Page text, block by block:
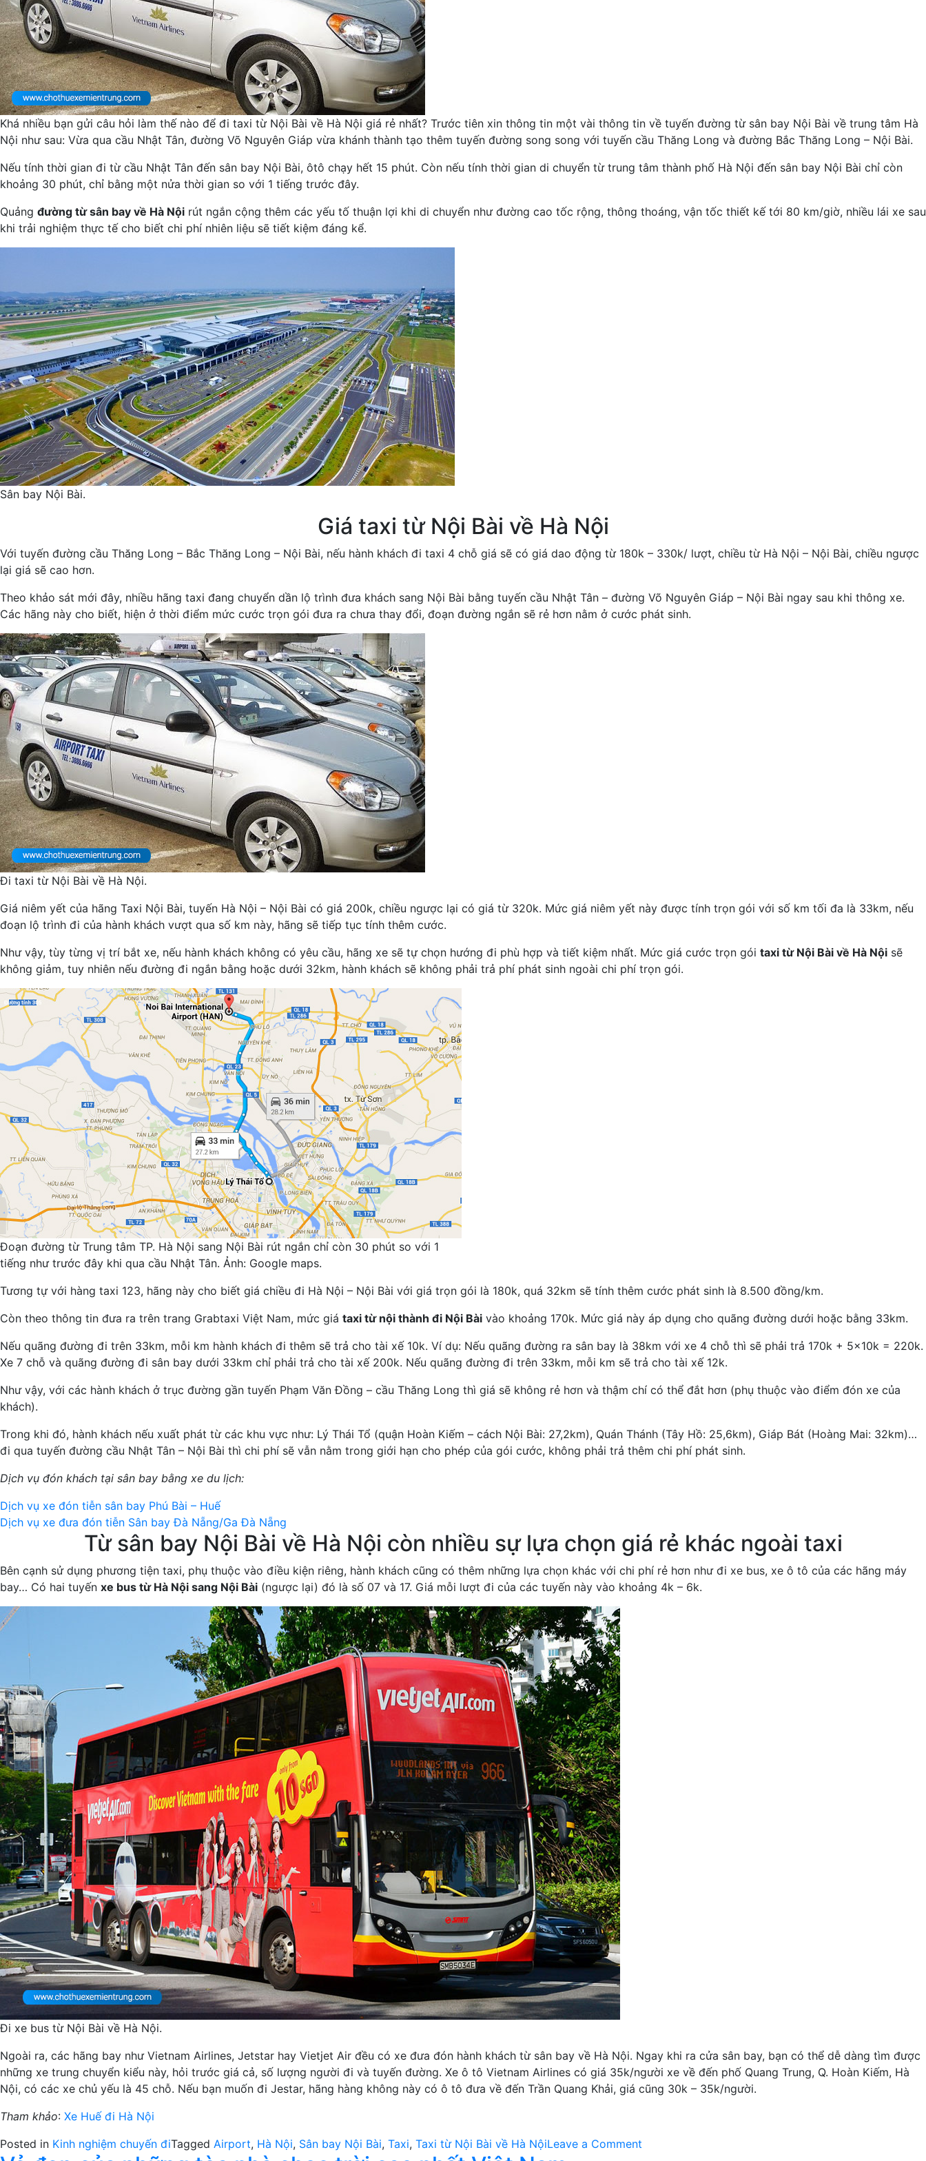
Khá nhiều bạn gửi câu hỏi làm thế nào để đi taxi từ Nội Bài về Hà Nội giá rẻ nhất? Trước tiên xin thông tin một vài thông tin về tuyến đường từ sân bay Nội Bài về trung tâm Hà
Nội như sau: Vừa qua cầu Nhật Tân, đường Võ Nguyên Giáp vừa khánh thành tạo thêm tuyến đường song song với tuyến cầu Thăng Long và đường Bắc Thăng Long – Nội Bài.
Nếu tính thời gian đi từ cầu Nhật Tân đến sân bay Nội Bài, ôtô chạy hết 15 phút. Còn nếu tính thời gian di chuyển từ trung tâm thành phố Hà Nội đến sân bay Nội Bài chỉ còn
khoảng 30 phút, chỉ bằng một nửa thời gian so với 1 tiếng trước đây.
Quảng đường từ sân bay về Hà Nội rút ngắn cộng thêm các yếu tố thuận lợi khi di chuyển như đường cao tốc rộng, thông thoáng, vận tốc thiết kế tới 80 km/giờ, nhiều lái xe sau
khi trải nghiệm thực tế cho biết chi phí nhiên liệu sẽ tiết kiệm đáng kể.
Sân bay Nội Bài.
Giá taxi từ Nội Bài về Hà Nội
Với tuyến đường cầu Thăng Long – Bắc Thăng Long – Nội Bài, nếu hành khách đi taxi 4 chỗ giá sẽ có giá dao động từ 180k – 330k/ lượt, chiều từ Hà Nội – Nội Bài, chiều ngược
lại giá sẽ cao hơn.
Theo khảo sát mới đây, nhiều hãng taxi đang chuyển dần lộ trình đưa khách sang Nội Bài bằng tuyến cầu Nhật Tân – đường Võ Nguyên Giáp – Nội Bài ngay sau khi thông xe.
Các hãng này cho biết, hiện ở thời điểm mức cước trọn gói đưa ra chưa thay đổi, đoạn đường ngắn sẽ rẻ hơn nằm ở cước phát sinh.
Đi taxi từ Nội Bài về Hà Nội.
Giá niêm yết của hãng Taxi Nội Bài, tuyến Hà Nội – Nội Bài có giá 200k, chiều ngược lại có giá từ 320k. Mức giá niêm yết này được tính trọn gói với số km tối đa là 33km, nếu
đoạn lộ trình đi của hành khách vượt qua số km này, hãng sẽ tiếp tục tính thêm cước.
Như vậy, tùy từng vị trí bắt xe, nếu hành khách không có yêu cầu, hãng xe sẽ tự chọn hướng đi phù hợp và tiết kiệm nhất. Mức giá cước trọn gói taxi từ Nội Bài về Hà Nội sẽ
không giảm, tuy nhiên nếu đường đi ngắn bằng hoặc dưới 32km, hành khách sẽ không phải trả phí phát sinh ngoài chi phí trọn gói.
Đoạn đường từ Trung tâm TP. Hà Nội sang Nội Bài rút ngắn chỉ còn 30 phút so với 1
tiếng như trước đây khi qua cầu Nhật Tân. Ảnh: Google maps.
Tương tự với hàng taxi 123, hãng này cho biết giá chiều đi Hà Nội – Nội Bài với giá trọn gói là 180k, quá 32km sẽ tính thêm cước phát sinh là 8.500 đồng/km.
Còn theo thông tin đưa ra trên trang Grabtaxi Việt Nam, mức giá taxi từ nội thành đi Nội Bài vào khoảng 170k. Mức giá này áp dụng cho quãng đường dưới hoặc bằng 33km.
Nếu quãng đường đi trên 33km, mỗi km hành khách đi thêm sẽ trả cho tài xế 10k. Ví dụ: Nếu quãng đường ra sân bay là 38km với xe 4 chỗ thì sẽ phải trả 170k + 5x10k = 220k.
Xe 7 chỗ và quãng đường đi sân bay dưới 33km chỉ phải trả cho tài xế 200k. Nếu quãng đường đi trên 33km, mỗi km sẽ trả cho tài xế 12k.
Như vậy, với các hành khách ở trục đường gần tuyến Phạm Văn Đồng – cầu Thăng Long thì giá sẽ không rẻ hơn và thậm chí có thể đắt hơn (phụ thuộc vào điểm đón xe của
khách).
Trong khi đó, hành khách nếu xuất phát từ các khu vực như: Lý Thái Tổ (quận Hoàn Kiếm – cách Nội Bài: 27,2km), Quán Thánh (Tây Hồ: 25,6km), Giáp Bát (Hoàng Mai: 32km)…
đi qua tuyến đường cầu Nhật Tân – Nội Bài thì chi phí sẽ vẫn nằm trong giới hạn cho phép của gói cước, không phải trả thêm chi phí phát sinh.
Dịch vụ đón khách tại sân bay bằng xe du lịch:
Dịch vụ xe đón tiễn sân bay Phú Bài – Huế
Dịch vụ xe đưa đón tiễn Sân bay Đà Nẵng/Ga Đà Nẵng
Từ sân bay Nội Bài về Hà Nội còn nhiều sự lựa chọn giá rẻ khác ngoài taxi
Bên cạnh sử dụng phương tiện taxi, phụ thuộc vào điều kiện riêng, hành khách cũng có thêm những lựa chọn khác với chi phí rẻ hơn như đi xe bus, xe ô tô của các hãng máy
bay… Có hai tuyến xe bus từ Hà Nội sang Nội Bài (ngược lại) đó là số 07 và 17. Giá mỗi lượt đi của các tuyến này vào khoảng 4k – 6k.
Đi xe bus từ Nội Bài về Hà Nội.
Ngoài ra, các hãng bay như Vietnam Airlines, Jetstar hay Vietjet Air đều có xe đưa đón hành khách từ sân bay về Hà Nội. Ngay khi ra cửa sân bay, bạn có thể dễ dàng tìm được
những xe trung chuyển kiểu này, hỏi trước giá cả, số lượng người đi và tuyến đường. Xe ô tô Vietnam Airlines có giá 35k/người xe về đến phố Quang Trung, Q. Hoàn Kiếm, Hà
Nội, có các xe chủ yếu là 45 chỗ. Nếu bạn muốn đi Jestar, hãng hàng không này có ô tô đưa về đến Trần Quang Khải, giá cũng 30k – 35k/người.
Tham khảo: Xe Huế đi Hà Nội
Posted in Kinh nghiệm chuyến điTagged Airport, Hà Nội, Sân bay Nội Bài, Taxi, Taxi từ Nội Bài về Hà NộiLeave a Comment